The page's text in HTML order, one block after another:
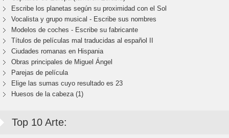
Escribe los planetas según su proximidad con el Sol
Vocalista y grupo musical - Escribe sus nombres
Modelos de coches - Escribe su fabricante
Títulos de películas mal traducidas al español II
Ciudades romanas en Hispania
Obras principales de Miguel Ángel
Parejas de película
Elige las sumas cuyo resultado es 23
Huesos de la cabeza (1)
Top 10 Arte: